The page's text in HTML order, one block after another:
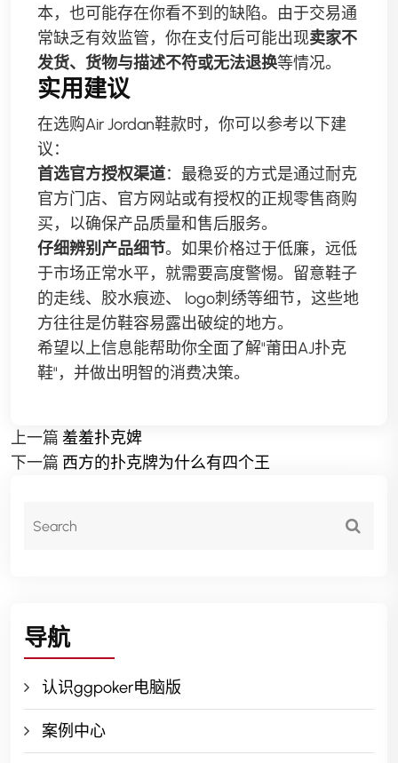
本，也可能存在你看不到的缺陷。由于交易通
常缺乏有效监管，你在支付后可能出现卖家不
发货、货物与描述不符或无法退换等情况。
实用建议
在选购Air Jordan鞋款时，你可以参考以下建
议：
首选官方授权渠道：最稳妥的方式是通过耐克
官方门店、官方网站或有授权的正规零售商购
买，以确保产品质量和售后服务。
仔细辨别产品细节。如果价格过于低廉，远低
于市场正常水平，就需要高度警惕。留意鞋子
的走线、胶水痕迹、 logo刺绣等细节，这些地
方往往是仿鞋容易露出破绽的地方。
希望以上信息能帮助你全面了解"莆田AJ扑克
鞋"，并做出明智的消费决策。
上一篇 羞羞扑克婢
下一篇 西方的扑克牌为什么有四个王
导航
认识ggpoker电脑版
案例中心